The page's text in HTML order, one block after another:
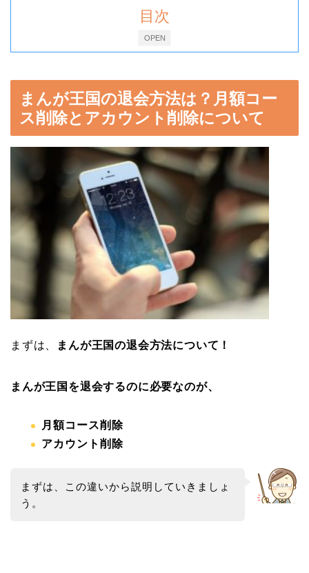
OPEN
目次
まんが王国の退会方法は？月額コー
ス削除とアカウント削除について
まずは、 まんが王国の退会方法について！
まんが王国を退会するのに必要なのが、
月額コース削除
アカウント削除
まずは、この違いから説明していきましょ
う。